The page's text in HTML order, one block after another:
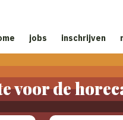
jobs inschrijven
voor de